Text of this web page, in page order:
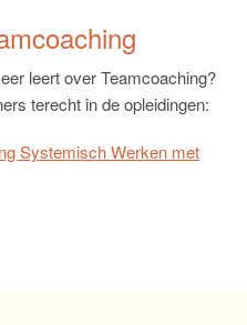
leert over Teamcoaching?
terecht in de opleidingen:
Systemisch Werken met